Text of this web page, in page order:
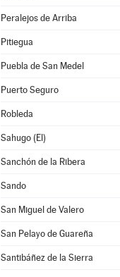
Peralejos de Arriba
Pitiegua
Puebla de San Medel
Puerto Seguro
Robleda
Sahugo (El)
Sanchón de la Ribera
Sando
San Miguel de Valero
San Pelayo de Guareña
Santibáñez de la Sierra